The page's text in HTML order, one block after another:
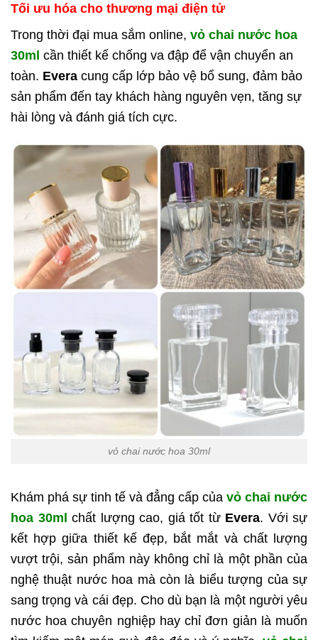
Tối ưu hóa cho thương mại điện tử
Trong thời đại mua sắm online, vỏ chai nước hoa
30ml cần thiết kế chống va đập để vận chuyển an
toàn. Evera cung cấp lớp bảo vệ bổ sung, đảm bảo
sản phẩm đến tay khách hàng nguyên vẹn, tăng sự
hài lòng và đánh giá tích cực.
vỏ chai nước hoa 30ml
Khám phá sự tinh tế và đẳng cấp của vỏ chai nước
hoa 30ml chất lượng cao, giá tốt từ Evera. Với sự
kết hợp giữa thiết kế đẹp, bắt mắt và chất lượng
vượt trội, sản phẩm này không chỉ là một phần của
nghệ thuật nước hoa mà còn là biểu tượng của sự
sang trọng và cái đẹp. Cho dù bạn là một người yêu
nước hoa chuyên nghiệp hay chỉ đơn giản là muốn